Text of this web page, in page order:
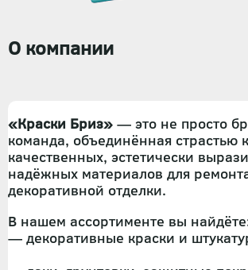
О компании
«Краски Бриз» — это не просто
команда, объединённая страстью
качественных, эстетически
надёжных материалов для
декоративной отделки.
В нашем ассортименте вы
— декоративные краски и